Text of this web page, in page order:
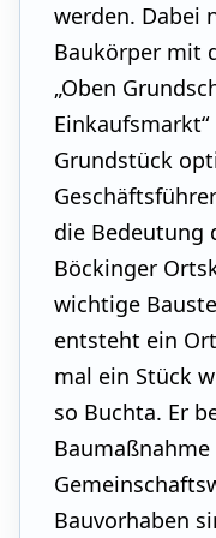
werden. Dabei
Baukörper mit
„Oben
Grundstück
die Bedeutung
Böckinger
wichtige
entsteht ein
mal ein Stück
so Buchta. Er
Baumaßnahme
Bauvorhaben